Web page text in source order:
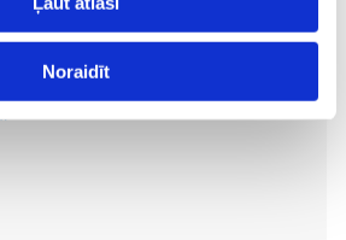
Noraidīt